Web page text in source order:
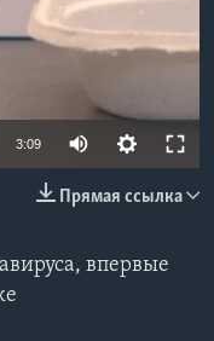
available
3:09
Прямая ссылка
впервые